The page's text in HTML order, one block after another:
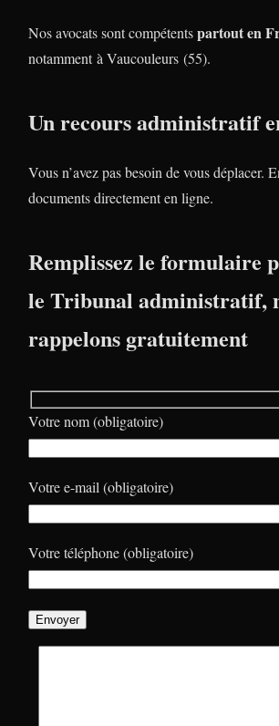
Nos avocats sont compétentspartout en
notamment à Vaucouleurs (55).
Un recours administratif
Vous n’avez pas besoin de vous déplacer.
documents directement en ligne.
Remplissez le formulaire
le Tribunal administratif,
rappelons gratuitement
Votre nom (obligatoire)
Votre e-mail (obligatoire)
Votre téléphone (obligatoire)